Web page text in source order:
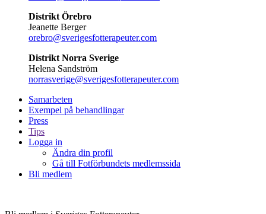
Distrikt Örebro
Jeanette Berger
orebro@sverigesfotterapeuter.com
Distrikt Norra Sverige
Helena Sandström
norrasverige@sverigesfotterapeuter.com
Samarbeten
Exempel på behandlingar
Press
Tips
Logga in
Ändra din profil
Gå till Fotförbundets medlemssida
Bli medlem